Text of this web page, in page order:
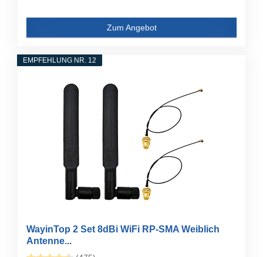
Zum Angebot
EMPFEHLUNG NR. 12
WayinTop 2 Set 8dBi WiFi RP-SMA Weiblich
Antenne...